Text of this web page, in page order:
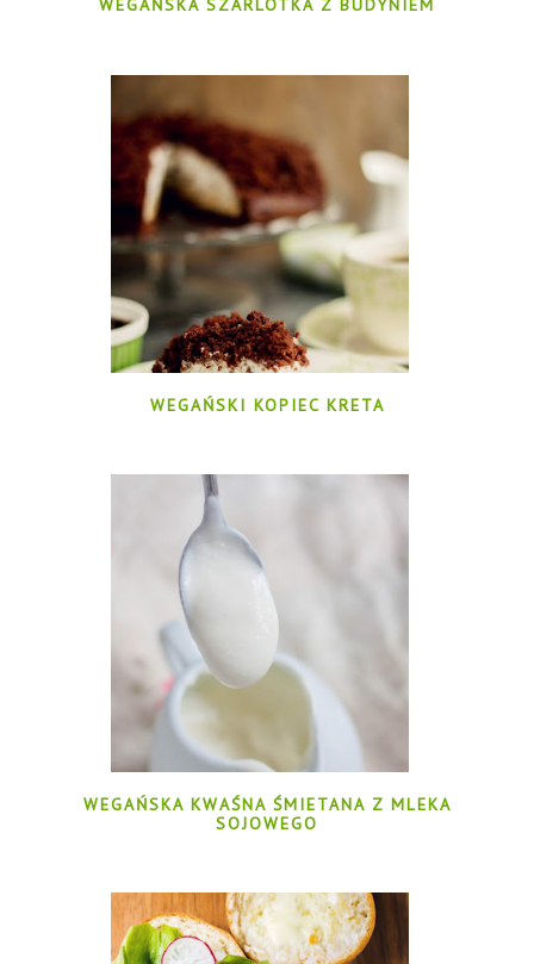
WEGAŃSKA SZARLOTKA Z BUDYNIEM
WEGAŃSKI KOPIEC KRETA
WEGAŃSKA KWAŚNA ŚMIETANA Z MLEKA
SOJOWEGO